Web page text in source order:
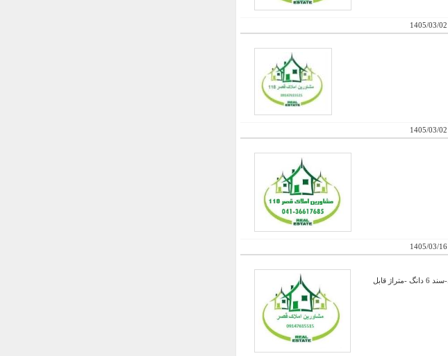
1405/03/02
1405/03/02
1405/03/16
فروش گاوداری با مجوز 50 راس -دارای اتق زایمان و شیر دهی و سایر امکانات-چاه عمیق با مجوز و برق و ...-سند 6 دانگ -متراژ قابل